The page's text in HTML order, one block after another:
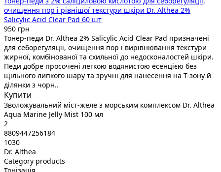
очищення пор і рівнішої текстури шкіри Dr. Althea 2%
Salicylic Acid Clear Pad 60 шт
950 грн
Тонер-педи Dr. Althea 2% Salicylic Acid Clear Pad призначені
для себорегуляції, очищення пор і вирівнювання текстури
жирної, комбінованої та схильної до недосконалостей шкіри.
Педи добре просочені легкою водянистою есенцією без
щільного липкого шару та зручні для нанесення на Т-зону й
ділянки з чорн..
Купити
Зволожувальний міст-желе з морським комплексом Dr. Althea
Aqua Marine Jelly Mist 100 мл
2
8809447256184
1030
Dr. Althea
Category products